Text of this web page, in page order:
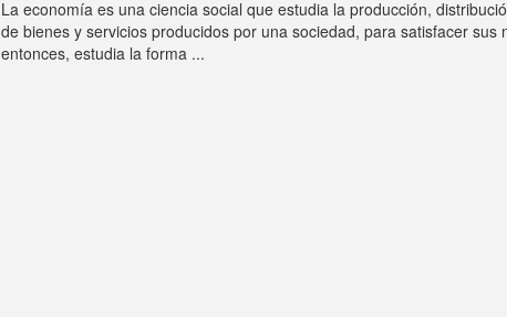
La economía es una ciencia social que estudia la producción,
de bienes y servicios producidos por una sociedad, para satisfacer sus
entonces, estudia la forma ...